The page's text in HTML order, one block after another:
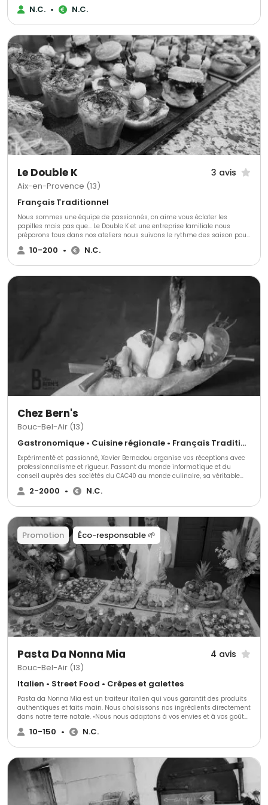
triste. Alors nous avons décidé de nous secouer la grappe avec vous ! Ce
que vous allez déboucher avec Oé : - du bon vin - bio & vegan -
N.C. • N.C.
Le Double K 3 avis
Aix-en-Provence (13)
Français Traditionnel
Nous sommes une équipe de passionnés, on aime vous éclater les
papilles mais pas que... Le Double K et une entreprise familiale nous
préparons tous dans nos ateliers nous suivons le rythme des saison pour
nos produits.
10-200 • N.C.
Chez Bern's
Bouc-Bel-Air (13)
Gastronomique • Cuisine régionale • Français Traditionnel
Expérimenté et passionné, Xavier Bernadou organise vos réceptions avec
professionnalisme et rigueur. Passant du monde informatique et du
conseil auprès des sociétés du CAC40 au monde culinaire, sa véritable
passion. Il vous proposera un large choix de prestations haut de gamme
dans une ambiance conviviale et chaleureuse.
2-2000 • N.C.
Promotion Éco-responsable 🌱
Pasta Da Nonna Mia 4 avis
Bouc-Bel-Air (13)
Italien • Street Food • Crêpes et galettes
Pasta da Nonna Mia est un traiteur italien qui vous garantit des produits
authentiques et faits main. Nous choisissons nos ingrédients directement
dans notre terre natale. •Nous nous adaptons à vos envies et à vos goûts.
•Notre objectif : vous ravir avec des plats élaborés par notre chef. •Notre
offre est entièrement personnalisable. Nous offrons également un service
choix éclairé parmi notre vaste sélection de produits.
10-150 • N.C.